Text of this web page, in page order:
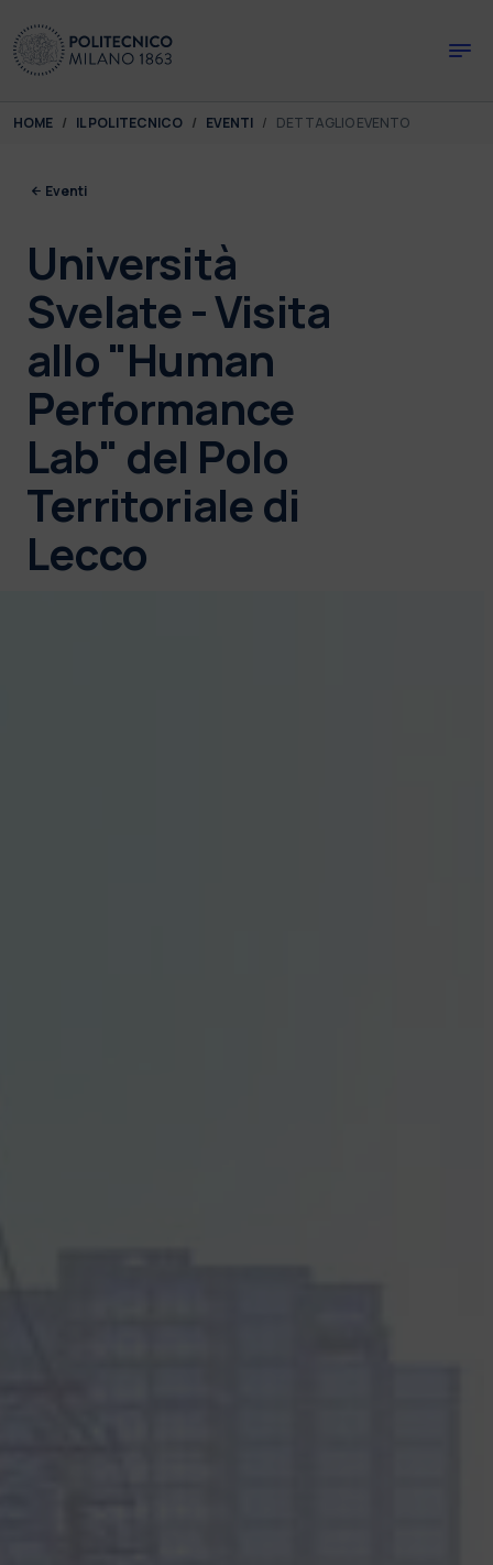
You are here:
HOME IL POLITECNICO EVENTI DETTAGLIO EVENTO
Eventi
Università
Svelate - Visita
allo "Human
Performance
Lab" del Polo
Territoriale di
Lecco